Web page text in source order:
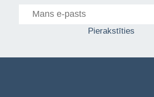
Pierakstīties